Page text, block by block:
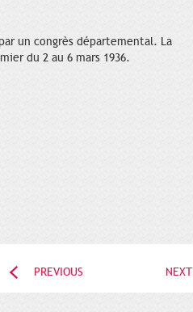
un congrès départemental. La
du 2 au 6 mars 1936.
PREVIOUS NEXT